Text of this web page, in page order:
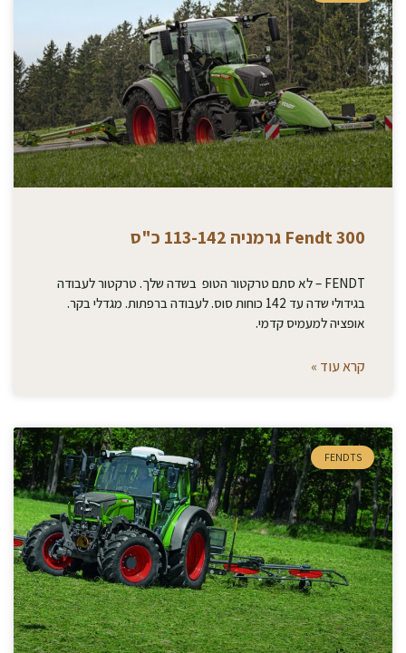
Fendt 300 גרמניה 113-142 כ"ס
FENDT – לא סתם טרקטור הטופ בשדה שלך. טרקטור לעבודה
בגידולי שדה עד 142 כוחות סוס. לעבודה ברפתות. מגדלי בקר.
אופציה למעמיס קדמי.
קרא עוד »
FENDTS